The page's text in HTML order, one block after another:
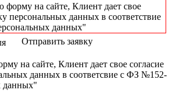
форму на сайте, Клиент дает свое
персональных данных в соответствие
данных"
Отправить заявку
на сайте, Клиент дает свое согласие
данных в соответсвие с ФЗ №152-
данных"